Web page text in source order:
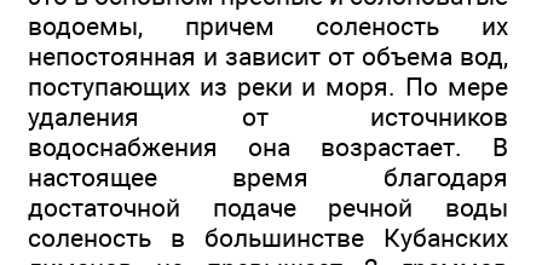
водоемы, причем соленость их
непостоянная и зависит от объема вод,
поступающих из реки и моря. По мере
удаления от источников
водоснабжения она возрастает. В
настоящее время благодаря
достаточной подаче речной воды
соленость в большинстве Кубанских